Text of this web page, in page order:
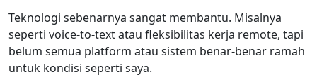
Teknologi sebenarnya sangat membantu. Misalnya
seperti voice-to-text atau fleksibilitas kerja remote, tapi
belum semua platform atau sistem benar-benar ramah
untuk kondisi seperti saya.